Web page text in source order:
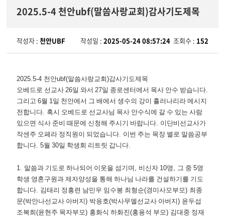
2025.5-4 천안ubf(말씀사랑교회)감사기도제목
작성자 :천안UBF 작성일 :2025-05-24 08:57:24 조회수 : 152
2025.5-4 천안ubf(말씀사랑교회)감사기도제목
오베드로 선교사26일 와서27일 종로센터에서 목사 안수 받습니다.
그리고6월 1일 천안에서 그 배에서 생수의 강이 흘러나리라 메시지
전합니다. 혹시 오베드로 선교사님 목사 안수식에 갈 수 있는 사람
있으면 식사 준비 때문에 신청해 주시기 바랍니다. 이단비선교사가
작센주 오페라 정직원이 되었습니다. 이번 주는 목장 별로 말씀공부
합니다. 5월30일 학생회 리트릿 갑니다.
1. 말씀과 기도로 하나되어 이웃을 섬기며 , 비신자 10명 , 그 중5명
학생 영혼구원과 제자양성을 통해 하나님 나라를 건설하기를 기도
합니다. 김태리 정흥련 남민우 임수봉 최형순(경미사모부모) 최종
문(박안나선교사 아버지) 박응호(박사무엘선교사 아버지) 윤두섭
조복희(윤현주 목자부모) 홍화식 하화진(홍용석 부모) 김대중 정재